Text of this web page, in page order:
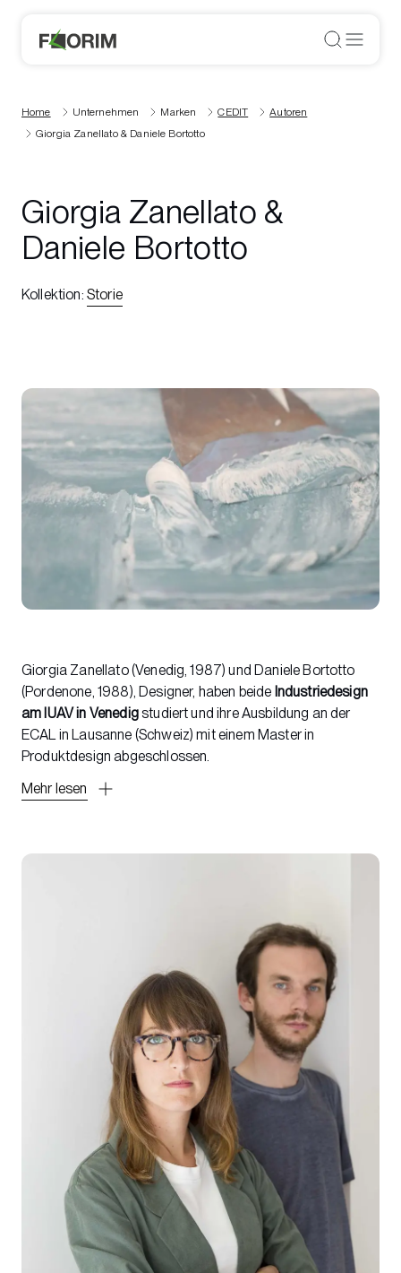
Home Unternehmen Marken CEDIT
Autoren
Giorgia Zanellato & Daniele Bortotto
Giorgia Zanellato &
Daniele Bortotto
Kollektion: Storie
Giorgia Zanellato (Venedig, 1987) und Daniele Bortotto
(Pordenone, 1988), Designer, haben beide Industriedesign
am IUAV in Venedigstudiert und ihre Ausbildung an der
ECAL in Lausanne (Schweiz) mit einem Master in
Produktdesign abgeschlossen.
Mehr lesen